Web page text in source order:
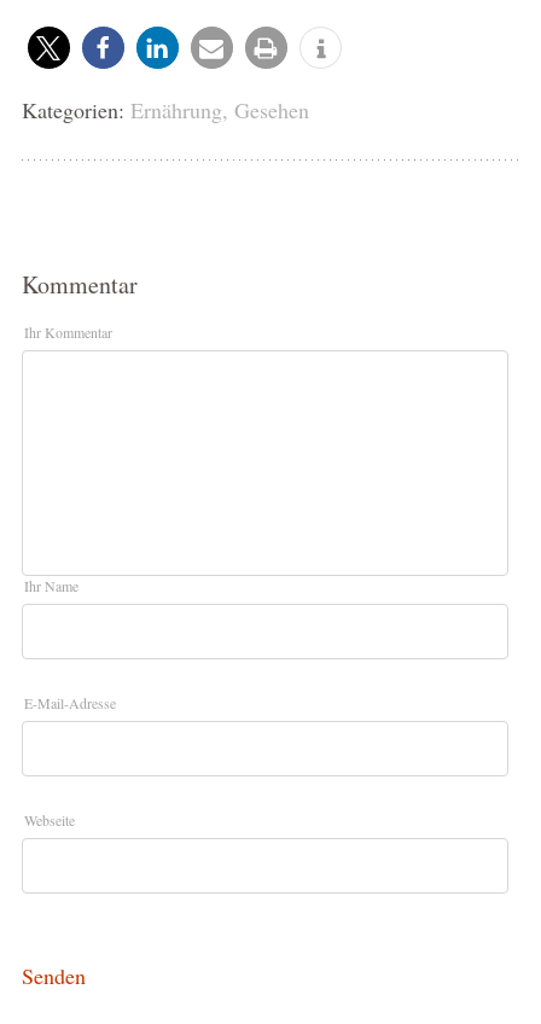
Kategorien: Ernährung, Gesehen
Kommentar
Ihr Kommentar
Ihr Name
E-Mail-Adresse
Webseite